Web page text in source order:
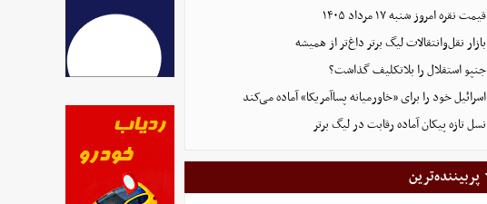
قیمت نقره امروز شنبه ۱۷ مرداد ۱۴۰۵
بازار نقل‌وانتقالات لیگ برتر داغ‌تر از همیشه
جنپو استقلال را بلاتکلیف گذاشت؟
اسرائیل خود را برای «خاورمیانه پساآمریکا» آماده می‌کند
نسل تازه پیکان آماده رقابت در لیگ برتر
پربیننده‌ترین